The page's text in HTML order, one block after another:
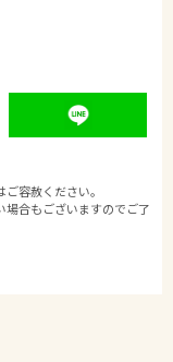
容赦ください。
合もございますのでご了